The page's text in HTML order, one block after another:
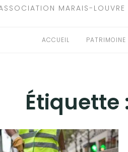
MARAIS-
ACCUEIL PATRIMOINE
Étiquette